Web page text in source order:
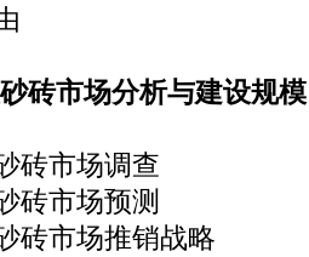
砖市场分析与建设规模
市场调查
市场预测
市场推销战略